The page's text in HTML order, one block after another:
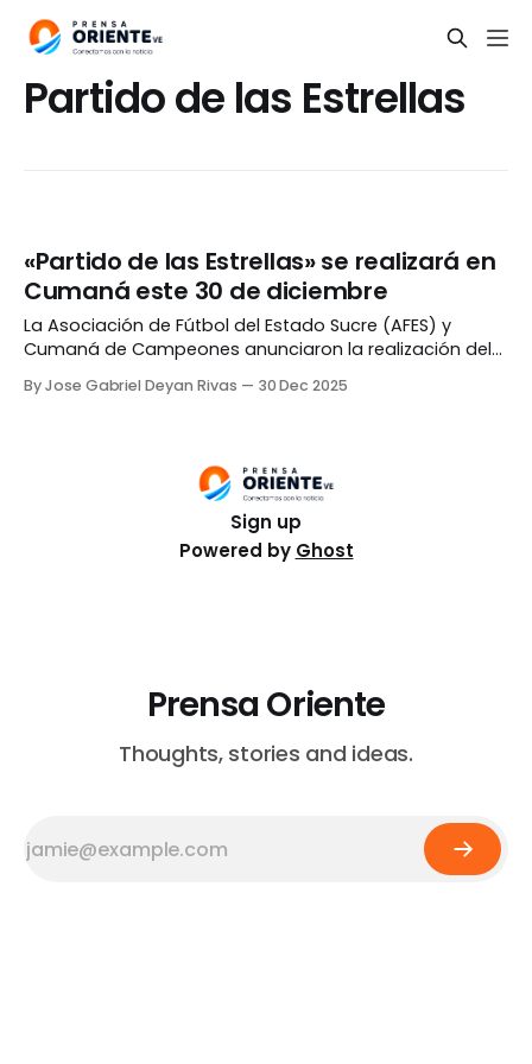
Partido de las Estrellas
«Partido de las Estrellas» se realizará en
Cumaná este 30 de diciembre
La Asociación de Fútbol del Estado Sucre (AFES) y
Cumaná de Campeones anunciaron la realización del
Instagram, los organizadores detallaron que el evento
By Jose Gabriel Deyan Rivas 30 Dec 2025
Sign up
Powered by Ghost
Prensa Oriente
Thoughts, stories and ideas.